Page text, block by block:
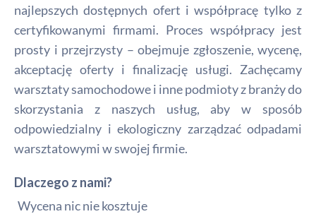
najlepszych dostępnych ofert i współpracę tylko z
certyfikowanymi firmami. Proces współpracy jest
prosty i przejrzysty – obejmuje zgłoszenie, wycenę,
akceptację oferty i finalizację usługi. Zachęcamy
warsztaty samochodowe i inne podmioty z branży do
skorzystania z naszych usług, aby w sposób
odpowiedzialny i ekologiczny zarządzać odpadami
warsztatowymi w swojej firmie.
Dlaczego z nami?
Wycena nic nie kosztuje